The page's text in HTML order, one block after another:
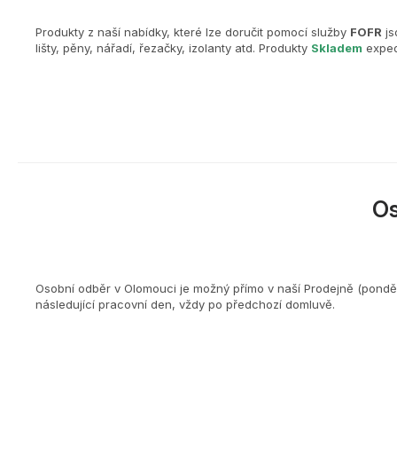
Produkty z naší nabídky, které lze doručit pomocí služby FOFR
lišty, pěny, nářadí, řezačky, izolanty atd. Produkty Skladem
Osobní odběr v Olomouci je možný přímo v naší Prodejně
následující pracovní den, vždy po předchozí domluvě.